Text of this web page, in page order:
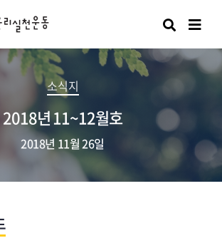
검색
소식지
2018년 11~12월호
2018년 11월 26일